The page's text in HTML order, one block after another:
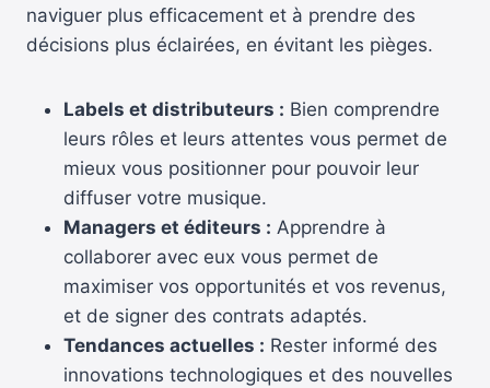
naviguer plus efficacement et à prendre des
décisions plus éclairées, en évitant les pièges.
Labels et distributeurs : Bien comprendre
leurs rôles et leurs attentes vous permet de
mieux vous positionner pour pouvoir leur
diffuser votre musique.
Managers et éditeurs : Apprendre à
collaborer avec eux vous permet de
maximiser vos opportunités et vos revenus,
et de signer des contrats adaptés.
Tendances actuelles : Rester informé des
innovations technologiques et des nouvelles